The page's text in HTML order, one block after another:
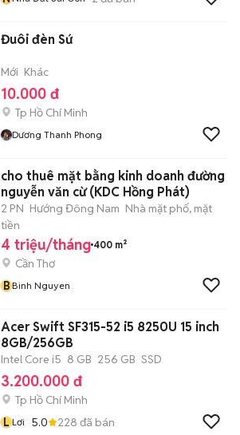
Đuôi đèn Sứ
Mới Khác
10.000 đ
Tp Hồ Chí Minh
Dương Thanh Phong
cho thuê mặt bằng kinh doanh đường
nguyễn văn cừ (KDC Hồng Phát)
2 PN Hướng Đông Nam Nhà mặt phố, mặt
tiền
4 triệu/tháng 400 m²
Cần Thơ
BBinh Nguyen
Acer Swift SF315-52 i5 8250U 15 inch
8GB/256GB
Intel Core i5 8 GB 256 GB SSD
3.200.000 đ
Tp Hồ Chí Minh
L Lơi 5.0 228 đã bán